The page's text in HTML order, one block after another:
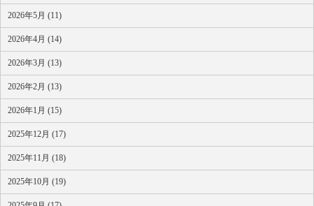
2026年5月 (11)
2026年4月 (14)
2026年3月 (13)
2026年2月 (13)
2026年1月 (15)
2025年12月 (17)
2025年11月 (18)
2025年10月 (19)